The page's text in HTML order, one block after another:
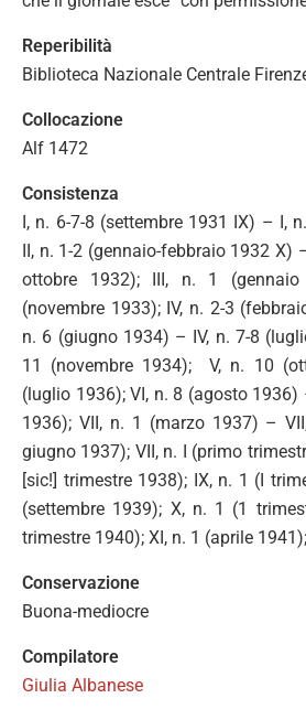
Reperibilità
Biblioteca Nazionale Centrale
Collocazione
Alf 1472
Consistenza
I, n. 6-7-8 (settembre 1931 IX) – I,
II, n. 1-2 (gennaio-febbraio 1932 X)
ottobre 1932); III, n. 1
(novembre 1933); IV, n. 2-3
n. 6 (giugno 1934) – IV, n. 7-8
11 (novembre 1934); V, n. 10
(luglio 1936); VI, n. 8 (agosto 1936)
1936); VII, n. 1 (marzo 1937) –
giugno 1937); VII, n. I (primo
[sic!] trimestre 1938); IX, n. 1 (I
(settembre 1939); X, n. 1 (1
trimestre 1940); XI, n. 1 (aprile
Conservazione
Buona-mediocre
Compilatore
Giulia Albanese